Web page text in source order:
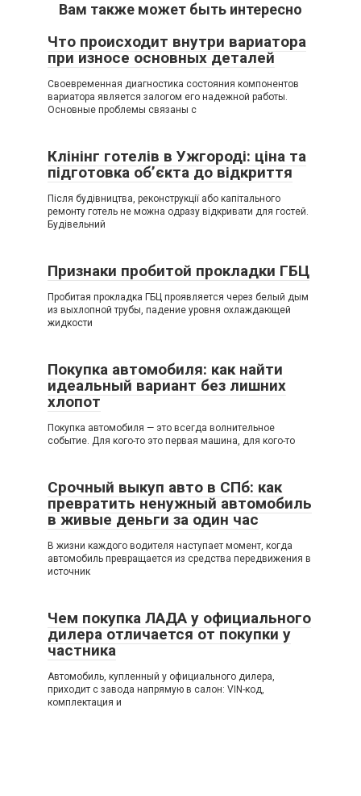
Вам также может быть интересно
Что происходит внутри вариатора
при износе основных деталей
Своевременная диагностика состояния компонентов
вариатора является залогом его надежной работы.
Основные проблемы связаны с
Клінінг готелів в Ужгороді: ціна та
підготовка об’єкта до відкриття
Після будівництва, реконструкції або капітального
ремонту готель не можна одразу відкривати для гостей.
Будівельний
Признаки пробитой прокладки ГБЦ
Пробитая прокладка ГБЦ проявляется через белый дым
из выхлопной трубы, падение уровня охлаждающей
жидкости
Покупка автомобиля: как найти
идеальный вариант без лишних
хлопот
Покупка автомобиля — это всегда волнительное
событие. Для кого-то это первая машина, для кого-то
Срочный выкуп авто в СПб: как
превратить ненужный автомобиль
в живые деньги за один час
В жизни каждого водителя наступает момент, когда
автомобиль превращается из средства передвижения в
источник
Чем покупка ЛАДА у официального
дилера отличается от покупки у
частника
Автомобиль, купленный у официального дилера,
приходит с завода напрямую в салон: VIN-код,
комплектация и